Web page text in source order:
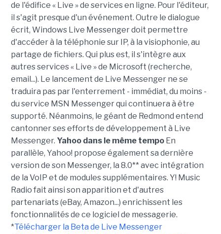
de l'édifice « Live » de services en ligne. Pour l'éditeur,
il s'agit presque d'un événement. Outre le dialogue
écrit, Windows Live Messenger doit permettre
d'accéder à la téléphonie sur IP, à la visiophonie, au
partage de fichiers. Qui plus est, il s'intègre aux
autres services « Live » de Microsoft (recherche,
email...). Le lancement de Live Messenger ne se
traduira pas par l'enterrement - immédiat, du moins -
du service MSN Messenger qui continuera à être
supporté. Néanmoins, le géant de Redmond entend
cantonner ses efforts de développement à Live
Messenger. Yahoo dans le même tempoEn
parallèle, Yahoo! propose également sa dernière
version de son Messenger, la 8.0** avec intégration
de la VoIP et de modules supplémentaires. Y! Music
Radio fait ainsi son apparition et d'autres
partenariats (eBay, Amazon...) enrichissent les
fonctionnalités de ce logiciel de messagerie.
*Télécharger la Beta de Live Messenger